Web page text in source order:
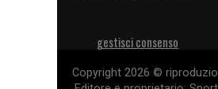
gestisci consenso
Copyright 2026 ©